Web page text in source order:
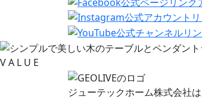
VA L U E
ジューテックホーム株式会社は